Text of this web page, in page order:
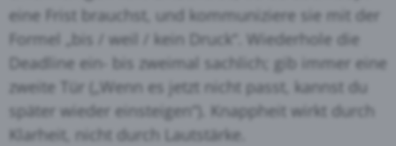
eine Frist brauchst, und kommuniziere sie mit der
Formel „bis / weil / kein Druck“. Wiederhole die
Deadline ein- bis zweimal sachlich; gib immer eine
zweite Tür („Wenn es jetzt nicht passt, kannst du
später wieder einsteigen“). Knappheit wirkt durch
Klarheit, nicht durch Lautstärke.